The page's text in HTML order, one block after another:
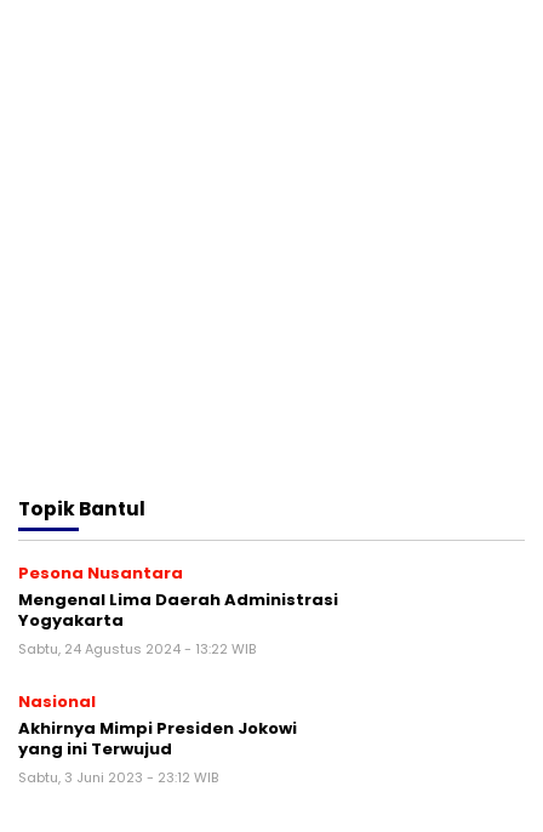
TopikBantul
Pesona Nusantara
Mengenal Lima Daerah Administrasi
Yogyakarta
Sabtu, 24 Agustus 2024 - 13:22 WIB
Nasional
Akhirnya Mimpi Presiden Jokowi
yang ini Terwujud
Sabtu, 3 Juni 2023 - 23:12 WIB